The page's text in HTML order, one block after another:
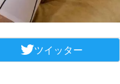
ツイッター